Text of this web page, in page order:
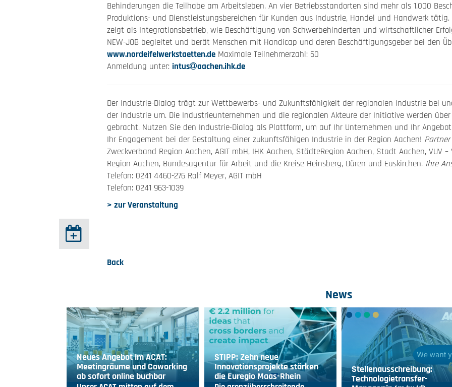
Behinderungen die Teilhabe am Arbeitsleben. An vier Betriebsstandorten sind mehr als 1.000
Produktions- und Dienstleistungsbereichen für Kunden aus Industrie, Handel und Handwerk tätig.
zeigt als Integrationsbetrieb, wie Beschäftigung von Schwerbehinderten und wirtschaftlicher
NEW-JOB begleitet und berät Menschen mit Handicap und deren Beschäftigungsgeber bei den
www.nordeifelwerkstaetten.de Maximale Teilnehmerzahl: 60
Anmeldung unter: intus aachen.ihk.de
Der Industrie-Dialog trägt zur Wettbewerbs- und Zukunftsfähigkeit der regionalen Industrie bei
der Industrie um. Die Industrieunternehmen und die regionalen Akteure der Initiative werden
gebracht. Nutzen Sie den Industrie-Dialog als Plattform, um auf Ihr Unternehmen und Ihr
Ihr Engagement bei der Gestaltung einer zukunftsfähigen Industrie in der Region Aachen!
Zweckverband Region Aachen, AGIT mbH, IHK Aachen, StädteRegion Aachen, Stadt Aachen, VUV
Region Aachen, Bundesagentur für Arbeit und die Kreise Heinsberg, Düren und Euskirchen. Ihre
Telefon: 0241 4460-276 Ralf Meyer, AGIT mbH
Telefon: 0241 963-1039
> zur Veranstaltung
Back
News
Neues Angebot im ACAT:
Meetingräume und Coworking
ab sofort online buchbar
STIPP: Zehn neue
Innovationsprojekte stärken
die Euregio Maas-Rhein
Stellenausschreibung:
Technologietransfer-